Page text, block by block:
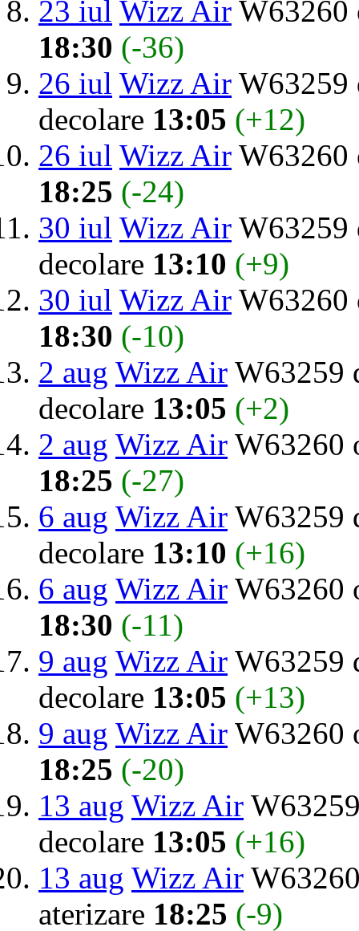
23 iul Wizz Air
18:30 (-36)
26 iul Wizz Air W63259
decolare 13:05 (+12)
26 iul Wizz Air
18:25 (-24)
30 iul Wizz Air W63259
decolare 13:10 (+9)
30 iul Wizz Air
18:30 (-10)
2 aug Wizz Air W63259
decolare 13:05 (+2)
2 aug Wizz Air W63260
18:25 (-27)
6 aug Wizz Air W63259
decolare 13:10 (+16)
6 aug Wizz Air W63260
18:30 (-11)
9 aug Wizz Air W63259
decolare 13:05 (+13)
9 aug Wizz Air W63260
18:25 (-20)
13 aug Wizz Air
decolare 13:05 (+16)
13 aug Wizz Air
aterizare 18:25 (-9)